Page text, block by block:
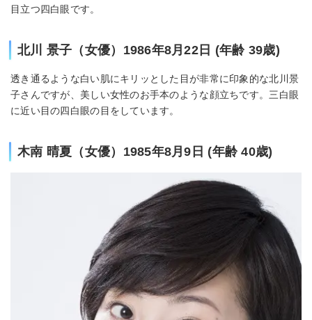
目立つ四白眼です。
北川 景子（女優）1986年8月22日 (年齢 39歳)
透き通るような白い肌にキリッとした目が非常に印象的な北川景
子さんですが、美しい女性のお手本のような顔立ちです。三白眼
に近い目の四白眼の目をしています。
木南 晴夏（女優）1985年8月9日 (年齢 40歳)